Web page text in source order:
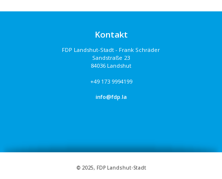
Kontakt
FDP Landshut-Stadt - Frank Schräder
Sandstraße 23
84036 Landshut
+49 173 9994199
info@fdp.la
© 2025, FDP Landshut-Stadt